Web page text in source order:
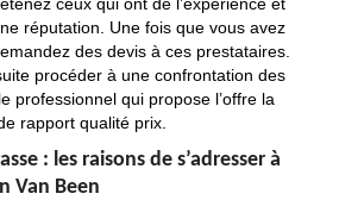
réputation. Une fois que vous avez
des devis à ces prestataires.
procéder à une confrontation des
professionnel qui propose l’offre la
rapport qualité prix.
: les raisons de s’adresser à
Van Been